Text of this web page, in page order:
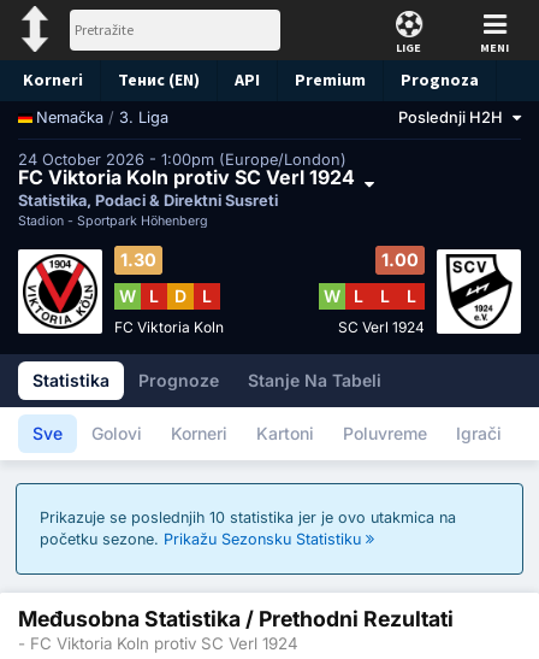
LIGE MENI
Korneri Тенис (EN) API Premium Prognoza
Nemačka / 3. Liga Poslednji H2H
24 October 2026 - 1:00pm (Europe/London)
FC Viktoria Koln protiv SC Verl 1924
Statistika, Podaci & Direktni Susreti
Stadion - Sportpark Höhenberg
1.30
W
L D L
FC Viktoria Koln
1.00
W
L L L
SC Verl 1924
Statistika Prognoze Stanje Na Tabeli
Sve Golovi Korneri Kartoni Poluvreme Igrači
Prikazuje se poslednjih 10 statistika jer je ovo utakmica na
početku sezone. Prikažu Sezonsku Statistiku
Međusobna Statistika / Prethodni Rezultati
- FC Viktoria Koln protiv SC Verl 1924